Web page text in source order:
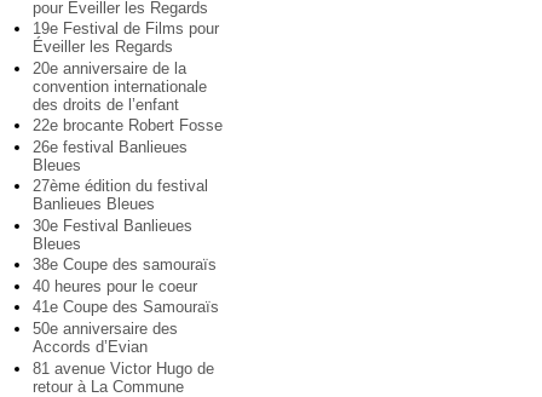
pour Éveiller les Regards
19e Festival de Films pour
Éveiller les Regards
20e anniversaire de la
convention internationale
des droits de l’enfant
22e brocante Robert Fosse
26e festival Banlieues
Bleues
27ème édition du festival
Banlieues Bleues
30e Festival Banlieues
Bleues
38e Coupe des samouraïs
40 heures pour le coeur
41e Coupe des Samouraïs
50e anniversaire des
Accords d’Evian
81 avenue Victor Hugo de
retour à La Commune